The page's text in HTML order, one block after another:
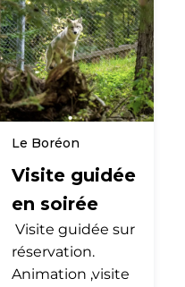
Le Boréon
Visite guidée
en soirée
Visite guidée sur
réservation.
Animation ,visite